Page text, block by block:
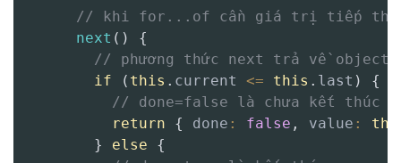
// khi for...of cần giá trị tiếp theo
next ( )
{
// phương thức next trả về
if
( this . current <= this . last )
{
// done=false là chưa kết thúc
return
{ done : false , value :
}
else
{